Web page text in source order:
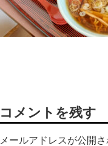
コメントを残す
メールアドレスが公開